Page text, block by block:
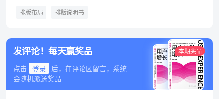
排版布局 排版说明书
发评论！每天赢奖品
点击 登录
后，在评论区留言，系统
会随机派送奖品
本期奖品